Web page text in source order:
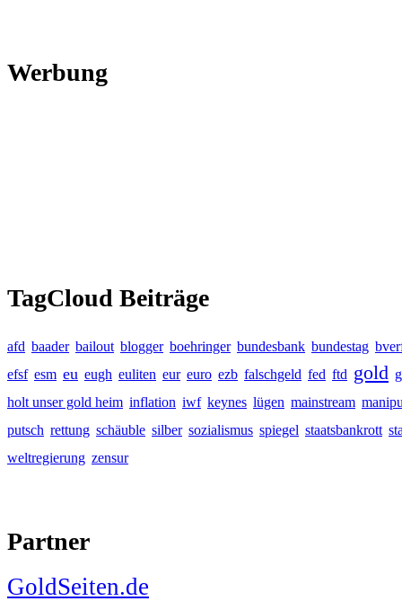
Werbung
TagCloud Beiträge
afd baader bailout blogger boehringer bundesbank bundestag
efsf esm eu eugh euliten eur euro ezb falschgeld fed ftd gold
holt unser gold heim inflation iwf keynes lügen mainstream
putsch rettung schäuble silber sozialismus spiegel staatsbankrott
weltregierung zensur
Partner
GoldSeiten.de